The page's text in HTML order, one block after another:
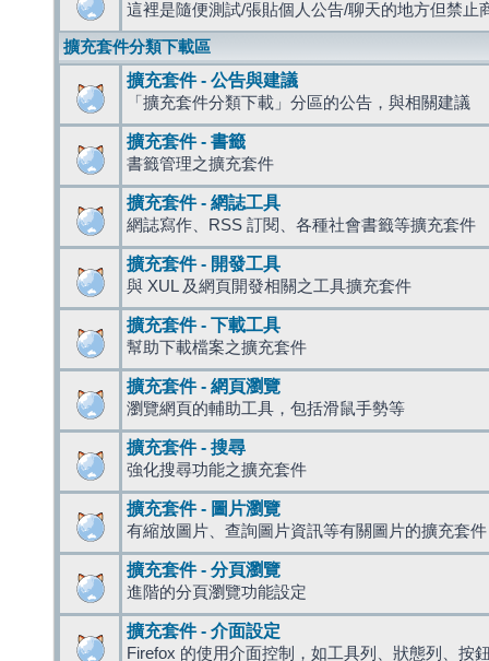
這裡是隨便測試/張貼個人公告/聊天的地方但禁止
擴充套件分類下載區
擴充套件 - 公告與建議
「擴充套件分類下載」分區的公告，與相關建議
擴充套件 - 書籤
書籤管理之擴充套件
擴充套件 - 網誌工具
網誌寫作、RSS 訂閱、各種社會書籤等擴充套件
擴充套件 - 開發工具
與 XUL 及網頁開發相關之工具擴充套件
擴充套件 - 下載工具
幫助下載檔案之擴充套件
擴充套件 - 網頁瀏覽
瀏覽網頁的輔助工具，包括滑鼠手勢等
擴充套件 - 搜尋
強化搜尋功能之擴充套件
擴充套件 - 圖片瀏覽
有縮放圖片、查詢圖片資訊等有關圖片的擴充套件
擴充套件 - 分頁瀏覽
進階的分頁瀏覽功能設定
擴充套件 - 介面設定
Firefox 的使用介面控制，如工具列、狀態列、按